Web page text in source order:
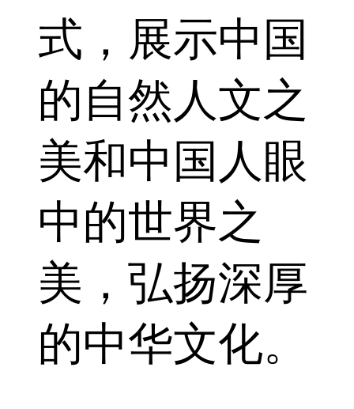
式，展示中国
的自然人文之
美和中国人眼
中的世界之
美，弘扬深厚
的中华文化。